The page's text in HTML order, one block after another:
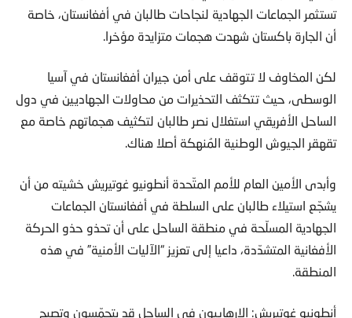
تستثمر الجماعات الجهادية لنجاحات طالبان في أفغانستان، خاصة
أن الجارة باكستان شهدت هجمات متزايدة مؤخرا.
لكن المخاوف لا تتوقف على أمن جيران أفغانستان في آسيا
الوسطى، حيث تتكثف التحذيرات من محاولات الجهاديين في دول
الساحل الأفريقي استغلال نصر طالبان لتكثيف هجماتهم خاصة مع
تقهقر الجيوش الوطنية المُنهكة أصلا هناك.
وأبدى الأمين العام للأمم المتّحدة أنطونيو غوتيريش خشيته من أن
يشجّع استيلاء طالبان على السلطة في أفغانستان الجماعات
الجهادية المسلّحة في منطقة الساحل على أن تحذو حذو الحركة
الأفغانية المتشدّدة، داعيا إلى تعزيز “الآليات الأمنية” في هذه
المنطقة.
أنطونيو غوتيريش: الإرهابيون في الساحل قد يتحمّسون وتصبح